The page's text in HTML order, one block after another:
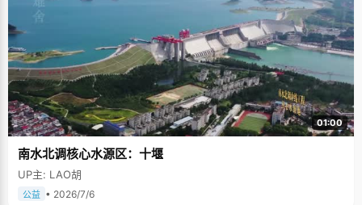
01:00
南水北调核心水源区：十堰
UP主: LAO胡
公益 • 2026/7/6